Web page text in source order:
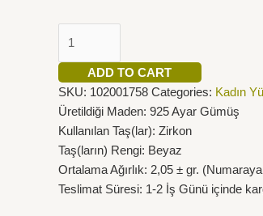
ADD TO CART
SKU: 102001758 Categories: Kadın
Üretildiği Maden: 925 Ayar Gümüş
Kullanılan Taş(lar): Zirkon
Taş(ların) Rengi: Beyaz
Ortalama Ağırlık: 2,05 ± gr.
Teslimat Süresi: 1-2 İş Günü içinde